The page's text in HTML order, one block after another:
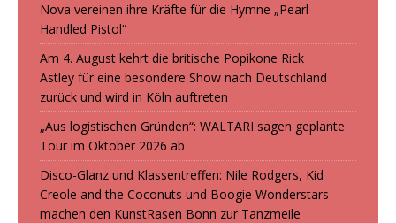
Nova vereinen ihre Kräfte für die Hymne „Pearl
Handled Pistol“
Am 4. August kehrt die britische Popikone Rick
Astley für eine besondere Show nach Deutschland
zurück und wird in Köln auftreten
„Aus logistischen Gründen“: WALTARI sagen geplante
Tour im Oktober 2026 ab
Disco-Glanz und Klassentreffen: Nile Rodgers, Kid
Creole and the Coconuts und Boogie Wonderstars
machen den KunstRasen Bonn zur Tanzmeile